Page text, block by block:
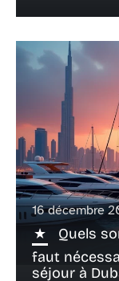
16 décembre
Quels
faut
séjour à